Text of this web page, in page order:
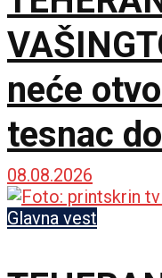
neće
tesnac
ispuni
08.08.2026
Glavna vest